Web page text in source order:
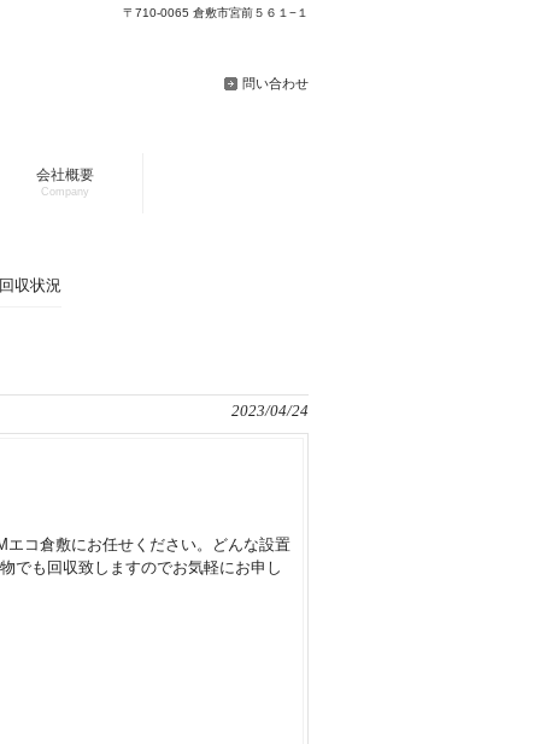
〒710-0065 倉敷市宮前５６１−１
問い合わせ
会社概要
Company
収状況
2023/04/24
コ倉敷にお任せください。どんな設置
でも回収致しますのでお気軽にお申し